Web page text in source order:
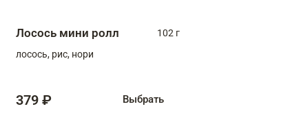
Лосось мини ролл
102 г
лосось, рис, нори
379 ₽ Выбрать